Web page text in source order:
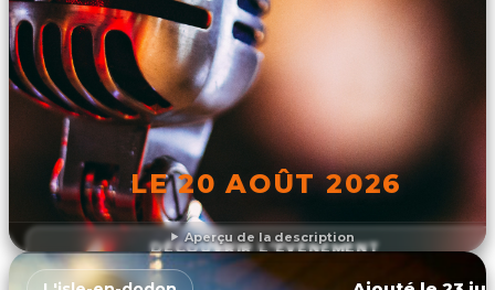
Aperçu de la description
LE 20 AOÛT 2026
DÉCOUVRIR L'ÉVÉNEMENT